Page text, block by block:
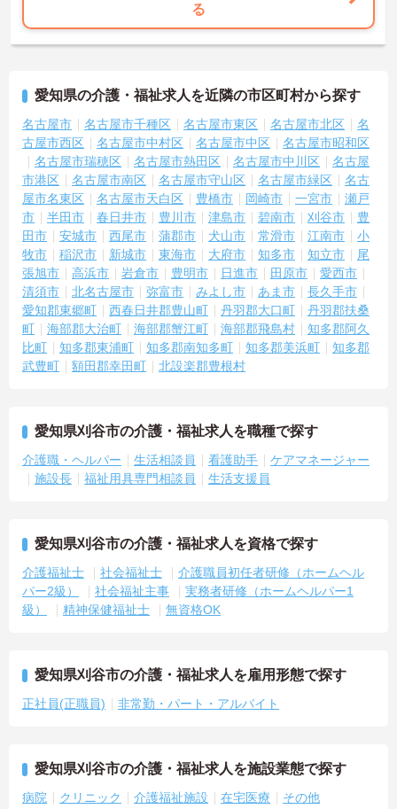
る
愛知県の介護・福祉求人を近隣の市区町村から探す
名古屋市 名古屋市千種区 名古屋市東区 名古屋市北区
名
古屋市西区
名古屋市中村区 名古屋市中区
名古屋市昭和区
名古屋市瑞穂区
名古屋市熱田区 名古屋市中川区
名古屋
市港区
名古屋市南区 名古屋市守山区 名古屋市緑区
名古
屋市名東区
名古屋市天白区 豊橋市 岡崎市 一宮市
瀬戸
市
半田市 春日井市 豊川市 津島市 碧南市 刈谷市
豊
田市
安城市 西尾市 蒲郡市 犬山市 常滑市 江南市
小
牧市
稲沢市 新城市 東海市 大府市 知多市 知立市
尾
張旭市
高浜市 岩倉市 豊明市 日進市 田原市
愛西市
清須市
北名古屋市 弥富市 みよし市 あま市
長久手市
愛知郡東郷町
西春日井郡豊山町 丹羽郡大口町
丹羽郡扶桑
町
海部郡大治町 海部郡蟹江町 海部郡飛島村
知多郡阿久
比町
知多郡東浦町 知多郡南知多町 知多郡美浜町
知多郡
武豊町
額田郡幸田町 北設楽郡豊根村
愛知県刈谷市の介護・福祉求人を職種で探す
介護職・ヘルパー 生活相談員 看護助手
ケアマネージャー
施設長
福祉用具専門相談員 生活支援員
愛知県刈谷市の介護・福祉求人を資格で探す
介護福祉士 社会福祉士
介護職員初任者研修（ホームヘル
パー2級）
社会福祉主事
実務者研修（ホームヘルパー1
級）
精神保健福祉士 無資格OK
愛知県刈谷市の介護・福祉求人を雇用形態で探す
正社員(正職員) 非常勤・パート・アルバイト
愛知県刈谷市の介護・福祉求人を施設業態で探す
病院 クリニック 介護福祉施設 在宅医療 その他